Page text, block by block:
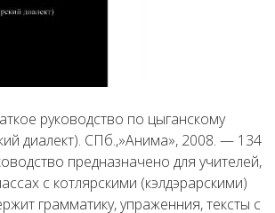
руководство по цыганскому
диалект). СПб.,»Анима», 2008. — 134
предназначено для учителей,
с котлярскими (кэлдэрарскими)
грамматику, упраженния, тексты с